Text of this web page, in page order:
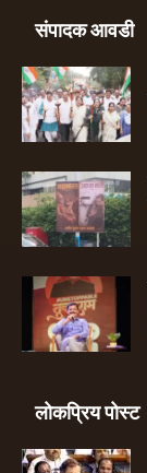
संपादक आवडी
लोकप्रिय पोस्ट